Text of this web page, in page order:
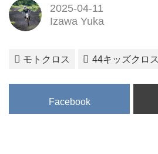
2025-04-11
Izawa Yuka
モトクロス 44キッズクロス
Facebook